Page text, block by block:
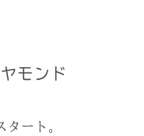
モンド
ート。